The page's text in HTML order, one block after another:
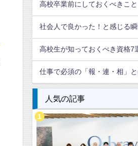
高校卒業前にしておくべきこと
社会人で良かった！と感じる
高校生が知っておくべき資格7
仕事で必須の「報・連・相」
人気の記事